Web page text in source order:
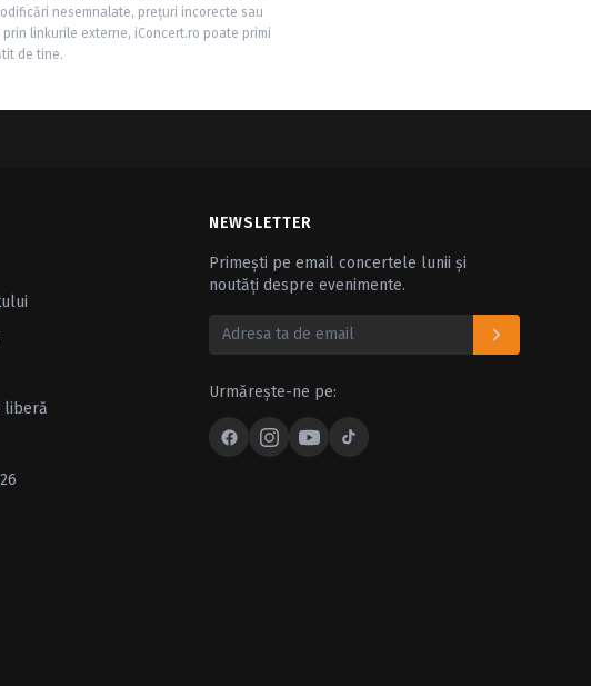
nesemnalate, prețuri incorecte sau
linkurile externe, iConcert.ro poate primi
de tine.
liberă
NEWSLETTER
Primești pe email concertele lunii și
noutăți despre evenimente.
Urmărește-ne pe: